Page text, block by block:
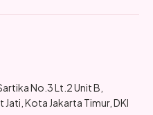
No.3 Lt.2 Unit B,
Jati, Kota Jakarta Timur, DKI